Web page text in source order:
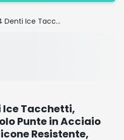
ValueHall 24 Denti Ice Tacchetti, Ramponi Antiscivolo Punte in Acciaio Inox Ghiaccio e Silicone Resistente, Ghiaccio Neve Grips Trazione per Escursionismo Arrampicata V244A (M)
Ice Tacchetti,
Punte in Acciaio
Resistente,